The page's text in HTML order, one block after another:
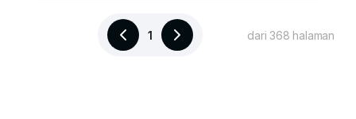
1 dari 368 halaman